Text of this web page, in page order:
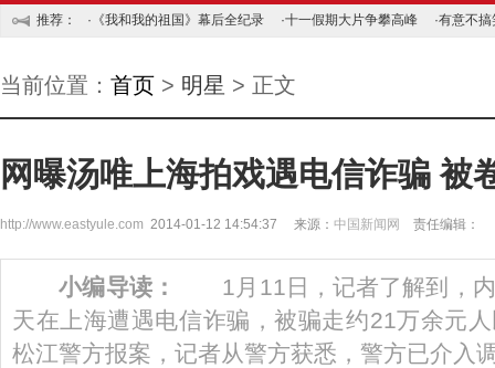
推荐： · 《我和我的祖国》幕后全纪录 ·十一假期大片争攀高峰 ·有意不搞
当前位置： 首页 > 明星 > 正文
网曝汤唯上海拍戏遇电信诈骗 被
http://www.eastyule.com 2014-01-12 14:54:37 来源： 中国新闻网 责任编辑：
小编导读：
1月11日，记者了解到，内
天在上海遭遇电信诈骗，被骗走约21万余元
松江警方报案，记者从警方获悉，警方已介入